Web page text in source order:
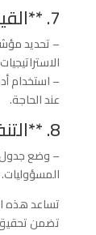
7. **القياس والتحليل**
– استخدام
عند الحاجة.
8. **التنفيذ**
– وضع جدول
المسؤوليات.
تساعد هذه
تضمن